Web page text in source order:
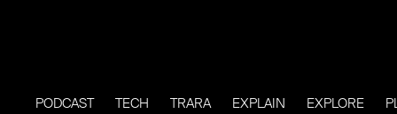
PODCAST TECH TRARA EXPLAIN EXPLORE